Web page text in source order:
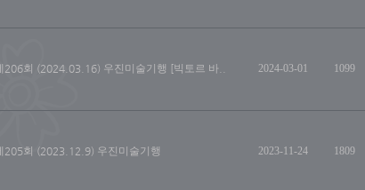
206회 (2024.03.16) 우진미술기행 [빅토르 바.. 2024-03-01 1099
205회 (2023.12.9) 우진미술기행 2023-11-24 1809